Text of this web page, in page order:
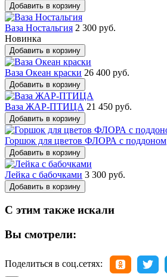
Добавить в корзину
Ваза Ностальгия 2 300 руб.
Новинка
Добавить в корзину
Ваза Океан краски 26 400 руб.
Добавить в корзину
Ваза ЖАР-ПТИЦА 21 450 руб.
Добавить в корзину
Горшок для цветов ФЛОРА с поддоном
Добавить в корзину
Лейка с бабочками 3 300 руб.
Добавить в корзину
С этим также искали
Вы смотрели:
Поделиться в соц.сетях: